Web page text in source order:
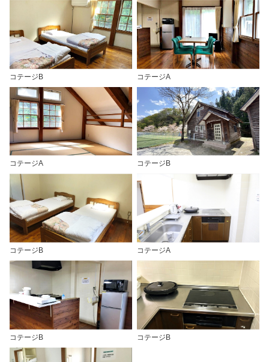
コテージB コテージA
コテージA コテージB
コテージB コテージA
コテージB コテージB